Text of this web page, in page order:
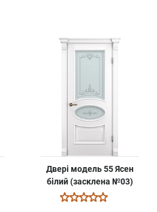
Двері модель 55 Ясен
білий (засклена №03)